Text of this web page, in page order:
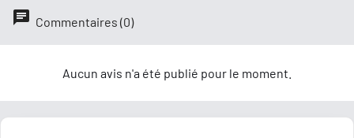
Commentaires (0)
Aucun avis n'a été publié pour le moment.